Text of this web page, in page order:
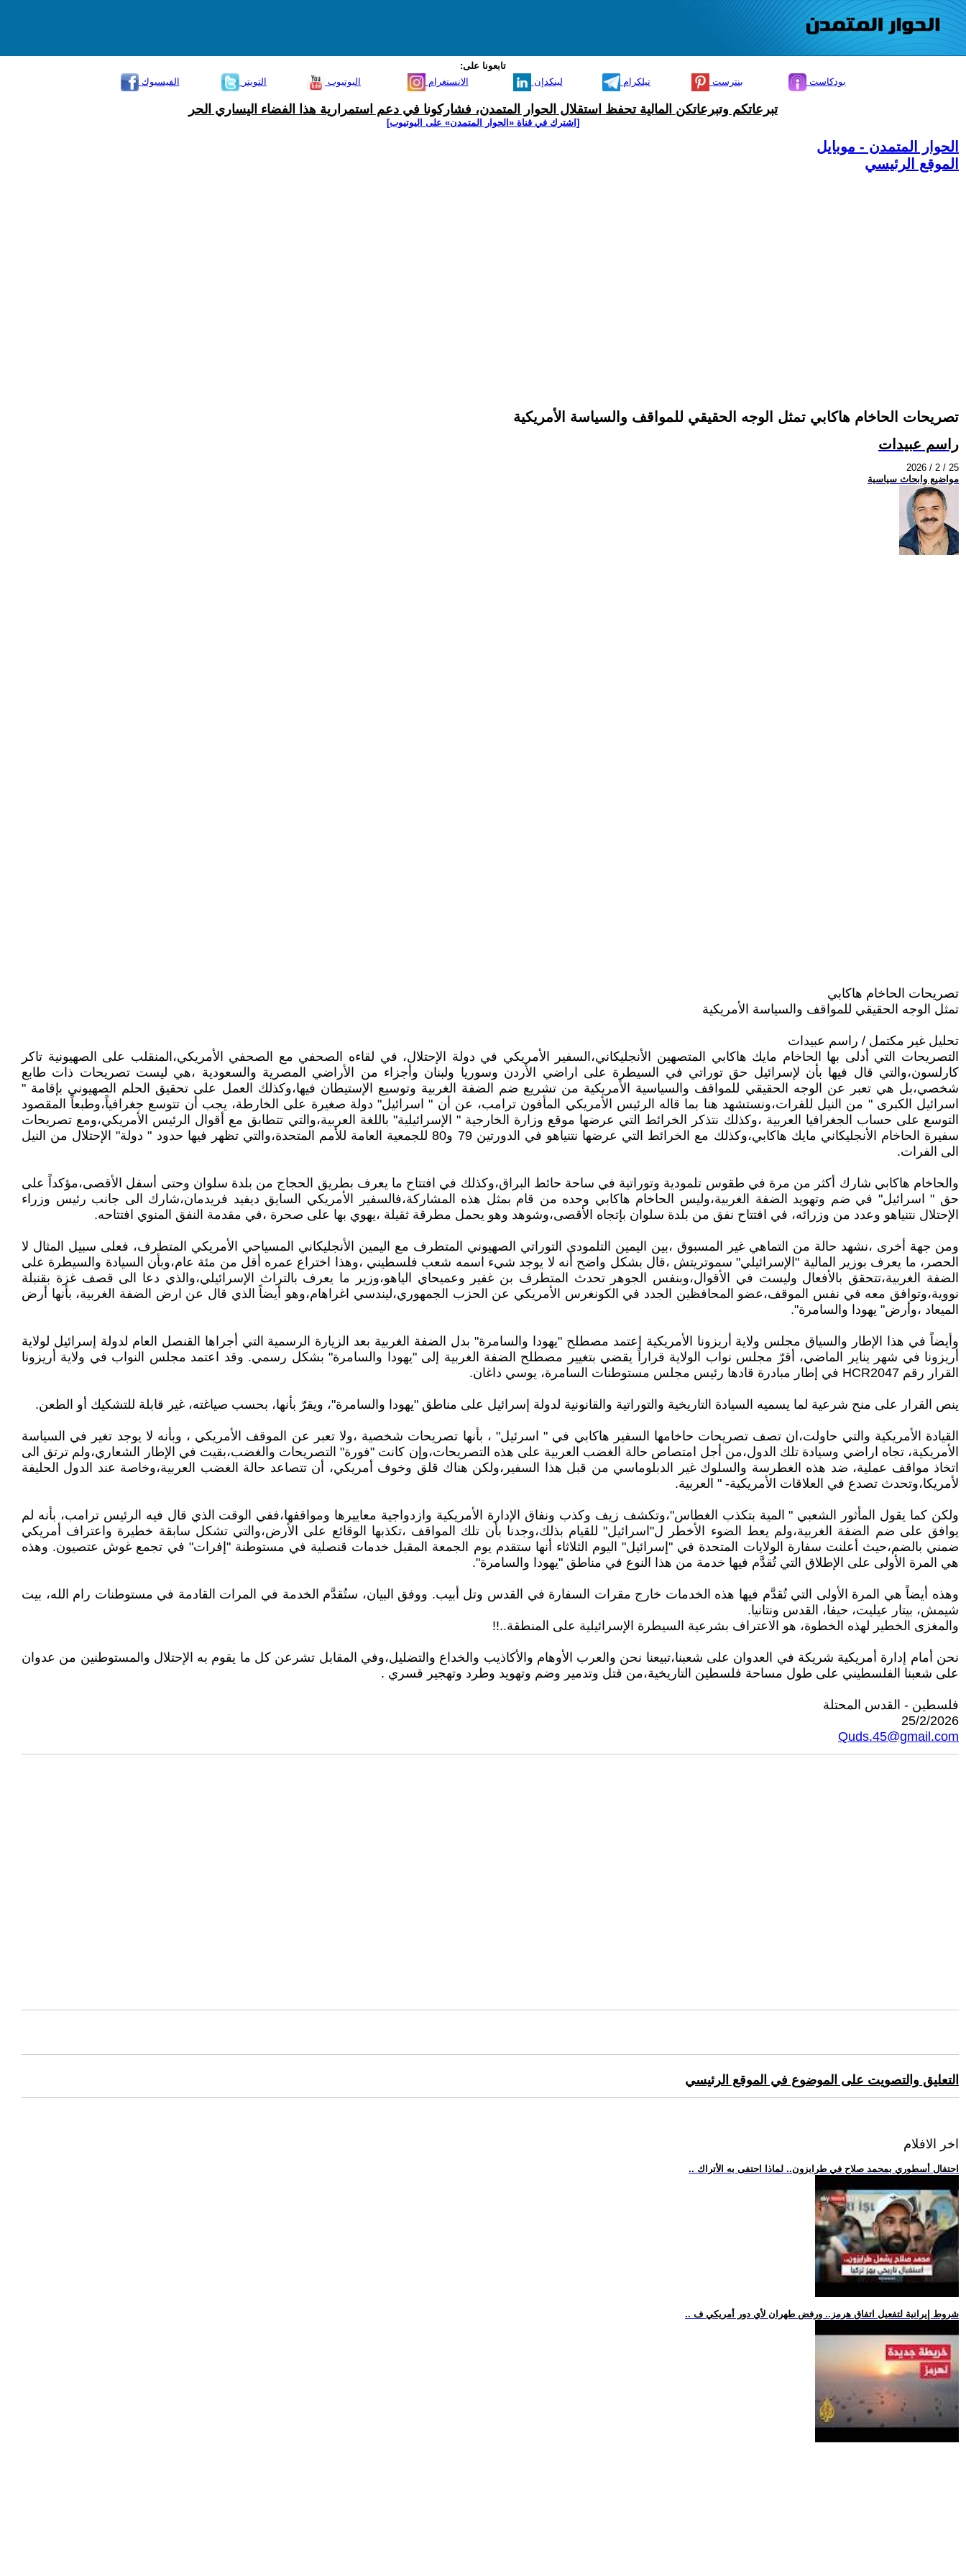
تابعونا على:
الفيسبوك
التويتر اليوتيوب الانستغرام لينكدإن تيلكرام بنترست بودكاست
تبرعاتكم وتبرعاتكن المالية تحفظ استقلال الحوار المتمدن، فشاركونا في دعم استمرارية هذا الفضاء اليساري الحر
[اشترك في قناة ‫«الحوار المتمدن» على اليوتيوب]
الحوار المتمدن - موبايل
الموقع الرئيسي
تصريحات الحاخام هاكابي تمثل الوجه الحقيقي للمواقف والسياسة الأمريكية
راسم عبيدات
2026 / 2 / 25
مواضيع وابحاث سياسية
تصريحات الحاخام هاكابي
تمثل الوجه الحقيقي للمواقف والسياسة الأمريكية
تحليل غير مكتمل / راسم عبيدات
التصريحات التي أدلى بها الحاخام مايك هاكابي المتصهين الأنجليكاني،السفير الأمريكي في دولة الإحتلال، في لقاءه الصحفي مع الصحفي الأمريكي،المنقلب على الصهيونية تاكر
كارلسون،والتي قال فيها بأن لإسرائيل حق توراتي في السيطرة على اراضي الأردن وسوريا ولبنان وأجزاء من الأراضي المصرية والسعودية ،هي ليست تصريحات ذات طابع
شخصي،بل هي تعبر عن الوجه الحقيقي للمواقف والسياسية الأمريكية من تشريع ضم الضفة الغربية وتوسيع الإستيطان فيها،وكذلك العمل على تحقيق الحلم الصهيوني بإقامة "
اسرائيل الكبرى " من النيل للفرات،ونستشهد هنا بما قاله الرئيس الأمريكي المأفون ترامب، عن أن " اسرائيل" دولة صغيرة على الخارطة، يجب أن تتوسع جغرافياً،وطبعاً المقصود
التوسع على حساب الجغرافيا العربية ،وكذلك نتذكر الخرائط التي عرضها موقع وزارة الخارجية " الإسرائيلية" باللغة العربية،والتي تتطابق مع أقوال الرئيس الأمريكي،ومع تصريحات
سفيرة الحاخام الأنجليكاني مايك هاكابي،وكذلك مع الخرائط التي عرضها نتنياهو في الدورتين 79 و80 للجمعية العامة للأمم المتحدة،والتي تظهر فيها حدود " دولة" الإحتلال من النيل
الى الفرات.
والحاخام هاكابي شارك أكثر من مرة في طقوس تلمودية وتوراتية في ساحة حائط البراق،وكذلك في افتتاح ما يعرف بطريق الحجاج من بلدة سلوان وحتى أسفل الأقصى،مؤكداً على
حق " اسرائيل" في ضم وتهويد الضفة الغربية،وليس الحاخام هاكابي وحده من قام بمثل هذه المشاركة،فالسفير الأمريكي السايق ديفيد فريدمان،شارك الى جانب رئيس وزراء
الإحتلال نتنياهو وعدد من وزرائه، في افتتاح نفق من بلدة سلوان بإتجاه الأقصى،وشوهد وهو يحمل مطرقة ثقيلة ،يهوي بها على صحرة ،في مقدمة النفق المنوي افتتاحه.
ومن جهة أخرى ،نشهد حالة من التماهي غير المسبوق ،بين اليمين التلمودي التوراتي الصهيوني المتطرف مع اليمين الأنجليكاني المسياحي الأمريكي المتطرف، فعلى سبيل المثال لا
الحصر، ما يعرف بوزير المالية "الإسرائيلي" سموتريتش ،قال بشكل واضح أنه لا يوجد شيء اسمه شعب فلسطيني ،وهذا اختراع عمره أقل من مئة عام،وبأن السيادة والسيطرة على
الضفة الغربية،تتحقق بالأفعال وليست في الأقوال،وبنفس الجوهر تحدث المتطرف بن غفير وعميحاي الياهو،وزير ما يعرف بالتراث الإسرائيلي،والذي دعا الى قصف غزة بقنبلة
نووية،وتوافق معه في نفس الموقف،عضو المحافظين الجدد في الكونغرس الأمريكي عن الحزب الجمهوري،ليندسي اغراهام،وهو أيضاً الذي قال عن ارض الضفة الغربية، بأنها أرض
الميعاد ،وأرض" يهودا والسامرة".
وأيضاً في هذا الإطار والسياق مجلس ولاية أريزونا الأمريكية إعتمد مصطلح "يهودا والسامرة" بدل الضفة الغربية بعد الزيارة الرسمية التي أجراها القنصل العام لدولة إسرائيل لولاية
أريزونا في شهر يناير الماضي، أقرّ مجلس نواب الولاية قراراً يقضي بتغيير مصطلح الضفة الغربية إلى "يهودا والسامرة" بشكل رسمي. وقد اعتمد مجلس النواب في ولاية أريزونا
القرار رقم HCR2047 في إطار مبادرة قادها رئيس مجلس مستوطنات السامرة، يوسي داغان.
ينص القرار على منح شرعية لما يسميه السيادة التاريخية والتوراتية والقانونية لدولة إسرائيل على مناطق "يهودا والسامرة"، ويقرّ بأنها، بحسب صياغته، غير قابلة للتشكيك أو الطعن.
القيادة الأمريكية والتي حاولت،ان تصف تصريحات حاخامها السفير هاكابي في " اسرئيل" ، بأنها تصريحات شخصية ،ولا تعبر عن الموقف الأمريكي ، وبأنه لا يوجد تغير في السياسة
الأمريكية، تجاه اراضي وسيادة تلك الدول،من أجل امتصاص حالة الغضب العربية على هذه التصريحات،وإن كانت "فورة" التصريحات والغضب،بقيت في الإطار الشعاري،ولم ترتق الى
اتخاذ مواقف عملية، ضد هذه الغطرسة والسلوك غير الدبلوماسي من قبل هذا السفير،ولكن هناك قلق وخوف أمريكي، أن تتصاعد حالة الغضب العربية،وخاصة عند الدول الحليفة
لأمريكا،وتحدث تصدع في العلاقات الأمريكية- " العربية.
ولكن كما يقول المأثور الشعبي " المية بتكذب الغطاس"،وتكشف زيف وكذب ونفاق الإدارة الأمريكية وازدواجية معاييرها ومواقفها،ففي الوقت الذي قال فيه الرئيس ترامب، بأنه لم
يوافق على ضم الضفة الغربية،ولم يعط الضوء الأخطر ل"اسرائيل" للقيام بذلك،وجدنا بأن تلك المواقف ،تكذبها الوقائع على الأرض،والتي تشكل سابقة خطيرة واعتراف أمريكي
ضمني بالضم،حيث أعلنت سفارة الولايات المتحدة في "إسرائيل" اليوم الثلاثاء أنها ستقدم يوم الجمعة المقبل خدمات قنصلية في مستوطنة "إفرات" في تجمع غوش عتصيون. وهذه
هي المرة الأولى على الإطلاق التي تُقدَّم فيها خدمة من هذا النوع في مناطق "يهودا والسامرة".
وهذه أيضاً هي المرة الأولى التي تُقدَّم فيها هذه الخدمات خارج مقرات السفارة في القدس وتل أبيب. ووفق البيان، ستُقدَّم الخدمة في المرات القادمة في مستوطنات رام الله، بيت
شيمش، بيتار عيليت، حيفا، القدس ونتانيا.
والمغزى الخطير لهذه الخطوة، هو الاعتراف بشرعية السيطرة الإسرائيلية على المنطقة..!!
نحن أمام إدارة أمريكية شريكة في العدوان على شعبنا،تبيعنا نحن والعرب الأوهام والأكاذيب والخداع والتضليل،وفي المقابل تشرعن كل ما يقوم به الإحتلال والمستوطنين من عدوان
على شعبنا الفلسطيني على طول مساحة فلسطين التاريخية،من قتل وتدمير وضم وتهويد وطرد وتهجير قسري .
فلسطين - القدس المحتلة
25/2/2026
Quds.45@gmail.com
التعليق والتصويت على الموضوع في الموقع الرئيسي
اخر الافلام
.. احتفال أسطوري بمحمد صلاح في طرابزون.. لماذا احتفى به الأتراك
.. شروط إيرانية لتفعيل اتفاق هرمز.. ورفض طهران لأي دور أمريكي ف